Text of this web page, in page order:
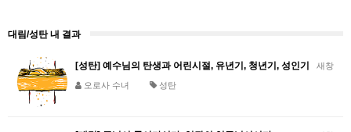
대림/성탄 내 결과
새창
[성탄] 예수님의 탄생과 어린시절, 유년기, 청년기, 성인기
오로사 수녀 성탄